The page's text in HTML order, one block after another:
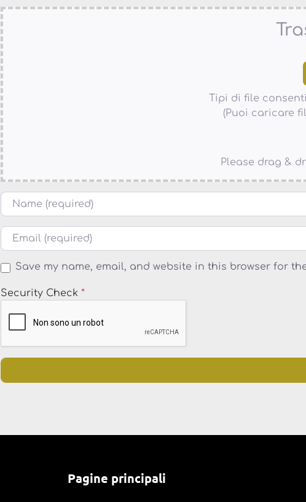
Tipi di file
(Puoi caricare
Please drag &
Nome
Email
Save my name, email, and website in this browser for
Security Check *
Pagine principali